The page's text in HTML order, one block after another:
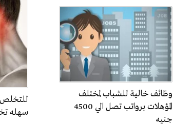
للتخلص
سهله
وظائف خالية للشباب لمختلف
المؤهلات برواتب تصل الي 4500
جنيه